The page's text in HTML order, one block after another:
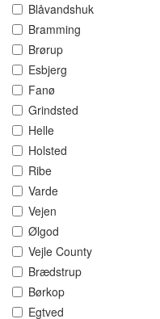
Blåvandshuk
Bramming
Brørup
Esbjerg
Fanø
Grindsted
Helle
Holsted
Ribe
Varde
Vejen
Ølgod
Vejle County
Brædstrup
Børkop
Egtved